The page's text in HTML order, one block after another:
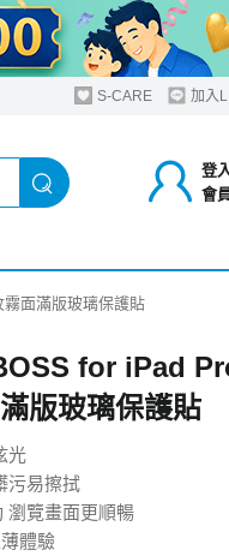
S-CARE 加入
登入
會
面滿版玻璃保護貼
for iPad
版玻璃保護貼
光
污易擦拭
瀏覽畫面更順暢
體驗